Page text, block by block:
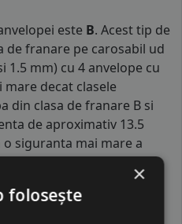
este B. Acest tip de
de franare pe carosabil ud
1.5 mm) cu 4 anvelope cu
mare decat clasele
din clasa de franare B si
de aproximativ 13.5
siguranta mai mare a
trafic.
×
folosește